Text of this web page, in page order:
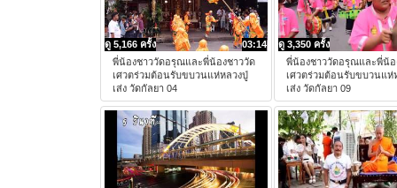
03:14
ดู 5,166 ครั้ง
พี่น้องชาววัดอรุณและพี่น้องชาววัด
เศวตร่วมต้อนรับขบวนแห่หลวงปู่
เส่ง วัดกัลยา 04
ดู 3,350 ครั้ง
พี่น้องชาววัดอรุณและพี่น้อ
เศวตร่วมต้อนรับขบวนแห่
เส่ง วัดกัลยา 09